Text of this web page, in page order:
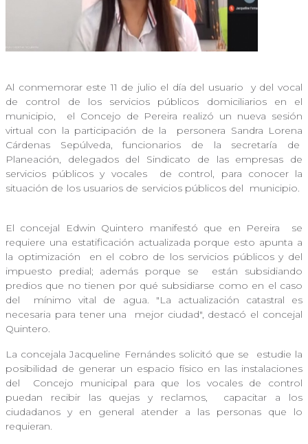
Al conmemorar este 11 de julio el día del usuario
y del vocal
de control de los servicios públicos domiciliarios en el
municipio,
el Concejo de Pereira realizó un nueva sesión
virtual con la participación de la
personera Sandra Lorena
Cárdenas Sepúlveda, funcionarios de la secretaría de
Planeación, delegados del Sindicato de las empresas de
servicios públicos y vocales
de control, para conocer la
situación de los usuarios de servicios públicos del
municipio.
El concejal Edwin Quintero manifestó que en Pereira
se
requiere una estatificación actualizada porque esto apunta a
la optimización
en el cobro de los servicios públicos y del
impuesto predial; además porque se
están subsidiando
predios que no tienen por qué subsidiarse como en el caso
del
mínimo vital de agua. "La actualización catastral es
necesaria para tener una
mejor ciudad", destacó el concejal
Quintero.
La concejala Jacqueline Fernándes solicitó que se
estudie la
posibilidad de generar un espacio físico en las instalaciones
del
Concejo municipal para que los vocales de control
puedan recibir las quejas y reclamos,
capacitar a los
ciudadanos y en general atender a las personas que lo
requieran.